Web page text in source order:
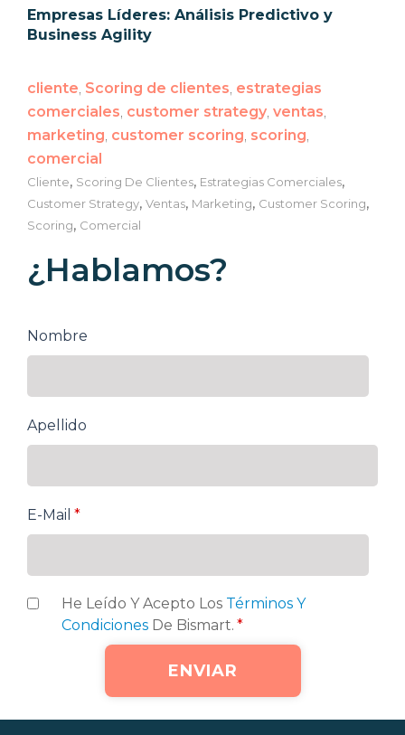
Empresas Líderes: Análisis Predictivo y
Business Agility
cliente, Scoring de clientes, estrategias
comerciales, customer strategy, ventas,
marketing, customer scoring, scoring,
comercial
Cliente, Scoring De Clientes, Estrategias Comerciales,
Customer Strategy, Ventas, Marketing, Customer Scoring,
Scoring, Comercial
¿Hablamos?
Nombre
Apellido
E-Mail *
He Leído Y Acepto Los Términos Y
Condiciones De Bismart. *